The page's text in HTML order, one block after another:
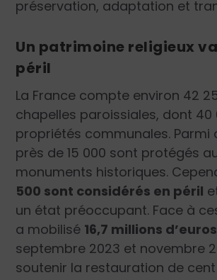
préservation, adaptation et
Un patrimoine religieux
péril
La France compte environ 42
chapelles paroissiales, dont 40
propriétés communales. Parmi
près de 15 000 sont protégés
monuments historiques.
500 sont considérés en péril
un état préoccupant. Face à
a mobilisé 16,7 millions d’euros
septembre 2023 et novembre
soutenir la restauration de